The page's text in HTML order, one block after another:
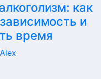
как
и
время
Alex